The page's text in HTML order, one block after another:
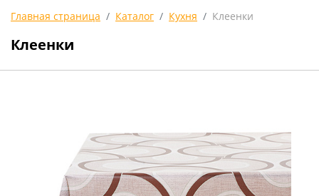
Главная страница Каталог Кухня Клеенки
Клеенки